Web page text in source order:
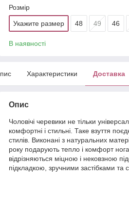
Розмір
Укажите размер 48 49 46
В наявності
Характеристики Доставка
Опис
Чоловічі черевики не тільки
комфортні і стильні. Таке взуття
стилів. Виконані з натуральних
року подарують тепло і комфорт
відрізняються міцною і нековзною
підкладкою, зручними застібками та